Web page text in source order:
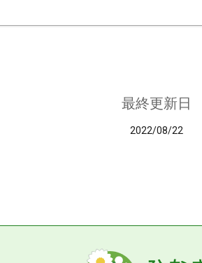
最終更新日
2022/08/22